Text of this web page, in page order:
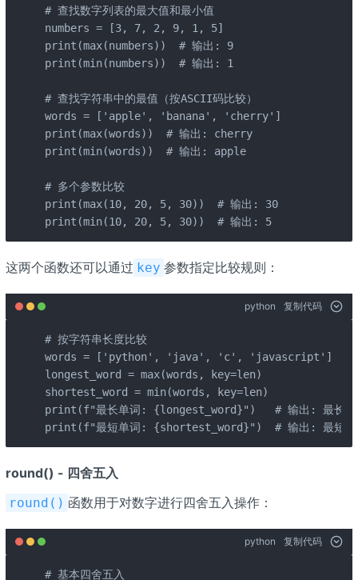
# 查找数字列表的最大值和最小值
numbers = [3, 7, 2, 9, 1, 5]
print(max(numbers))  # 输出: 9
print(min(numbers))  # 输出: 1
# 查找字符串中的最值（按ASCII码比较）
words = ['apple', 'banana', 'cherry']
print(max(words))  # 输出: cherry
print(min(words))  # 输出: apple
# 多个参数比较
print(max(10, 20, 5, 30))  # 输出: 30
print(min(10, 20, 5, 30))  # 输出: 5
这两个函数还可以通过 key 参数指定比较规则：
python 复制代码
# 按字符串长度比较
words = ['python', 'java', 'c', 'javascript']
longest_word = max(words, key=len)
shortest_word = min(words, key=len)
print(f"最长单词: {longest_word}")   # 输出: 最长
print(f"最短单词: {shortest_word}")  # 输出: 最短
round() - 四舍五入
round() 函数用于对数字进行四舍五入操作：
python 复制代码
# 基本四舍五入